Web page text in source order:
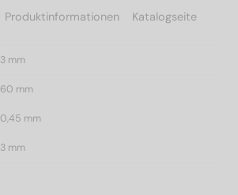
Produktinformationen Katalogseite
3 mm
60 mm
0,45 mm
3 mm